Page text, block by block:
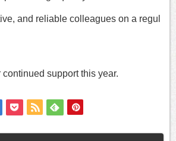
and reliable colleagues on a regul
support this year.